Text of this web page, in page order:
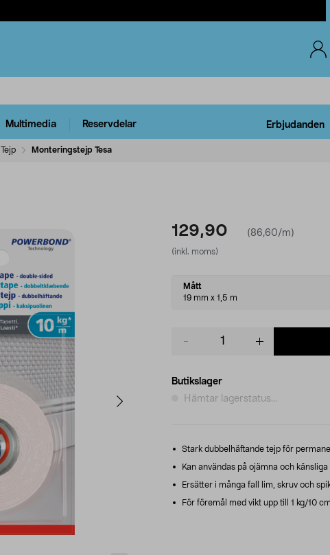
Multimedia Reservdelar Erbjudanden
Tejp Monteringstejp Tesa
129,90 (86,60/m)
(inkl. moms)
Select
variant
Mått
19 mm x 1,5 m
Butikslager
Hämtar lagerstatus...
Stark dubbelhäftande tejp för
Kan användas på ojämna och
Ersätter i många fall lim, skruv och
För föremål med vikt upp till 1 kg/10